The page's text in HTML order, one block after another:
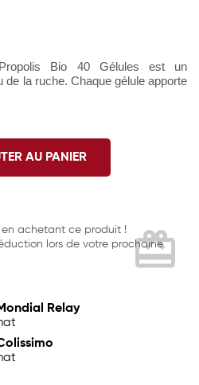
Propolis Bio 40 Gélules est un
la ruche. Chaque gélule apporte
AU PANIER
en achetant ce produit !
lors de votre prochaine
card_giftcard
Relay